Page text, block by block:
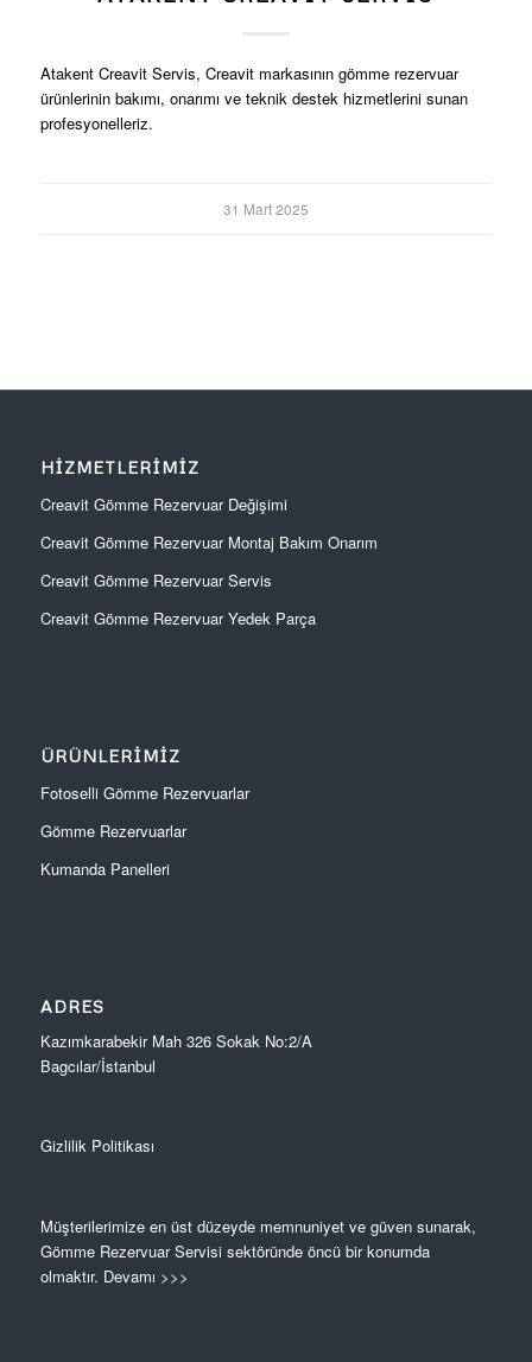
Atakent Creavit Servis, Creavit markasının gömme rezervuar
ürünlerinin bakımı, onarımı ve teknik destek hizmetlerini sunan
profesyonelleriz.
31 Mart 2025
HIZMETLERIMIZ
Creavit Gömme Rezervuar Değişimi
Creavit Gömme Rezervuar Montaj Bakım Onarım
Creavit Gömme Rezervuar Servis
Creavit Gömme Rezervuar Yedek Parça
ÜRÜNLERIMIZ
Fotoselli Gömme Rezervuarlar
Gömme Rezervuarlar
Kumanda Panelleri
ADRES
Kazımkarabekir Mah 326 Sokak No:2/A
Bagcılar/İstanbul
Gizlilik Politikası
Müşterilerimize en üst düzeyde memnuniyet ve güven sunarak,
Gömme Rezervuar Servisi sektöründe öncü bir konumda
olmaktır. Devamı >>>